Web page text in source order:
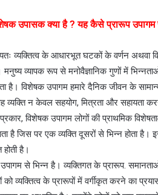
उपासक क्या है ? यह कैसे प्रारूप उपागम
व्यक्तित्व के आधारभूत घटकों के वर्णन अथवा
व्यापक रूप से मनोवैज्ञानिक गुणों में
है। विशेषक उपागम हमारे दैनिक जीवन के
व्यक्ति न केवल सहयोग, मित्रता और सहायता
प्रकार, विशेषक उपागम लोगों की प्राथमिक
है जिस पर एक व्यक्ति दूसरों से भिन्न होता है।
होती है।
से भिन्न है। व्यक्तिगत के प्रारूप.
को व्यक्तित्व के प्रारूपों में वर्गीकृत करने का